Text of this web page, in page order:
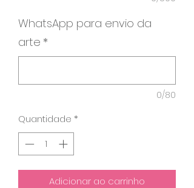
WhatsApp para envio da
arte *
0/80
Quantidade *
Adicionar ao carrinho